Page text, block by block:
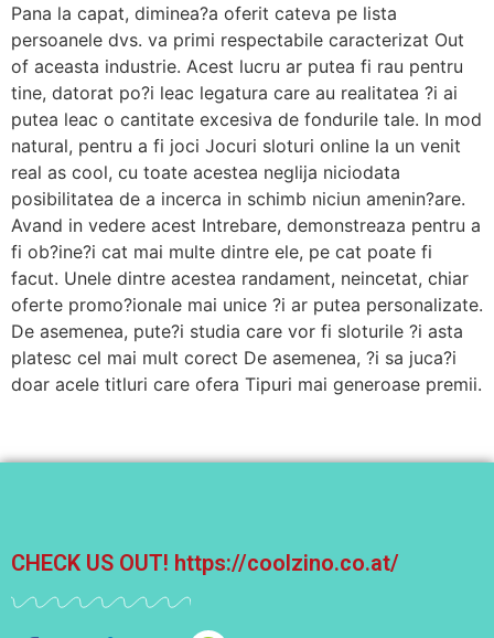
Pana la capat, diminea?a oferit cateva pe lista
persoanele dvs. va primi respectabile caracterizat Out
of aceasta industrie. Acest lucru ar putea fi rau pentru
tine, datorat po?i leac legatura care au realitatea ?i ai
putea leac o cantitate excesiva de fondurile tale. In mod
natural, pentru a fi joci Jocuri sloturi online la un venit
real as cool, cu toate acestea neglija niciodata
posibilitatea de a incerca in schimb niciun amenin?are.
Avand in vedere acest Intrebare, demonstreaza pentru a
fi ob?ine?i cat mai multe dintre ele, pe cat poate fi
facut. Unele dintre acestea randament, neincetat, chiar
oferte promo?ionale mai unice ?i ar putea personalizate.
De asemenea, pute?i studia care vor fi sloturile ?i asta
platesc cel mai mult corect De asemenea, ?i sa juca?i
doar acele titluri care ofera Tipuri mai generoase premii.
CHECK US OUT! https://coolzino.co.at/